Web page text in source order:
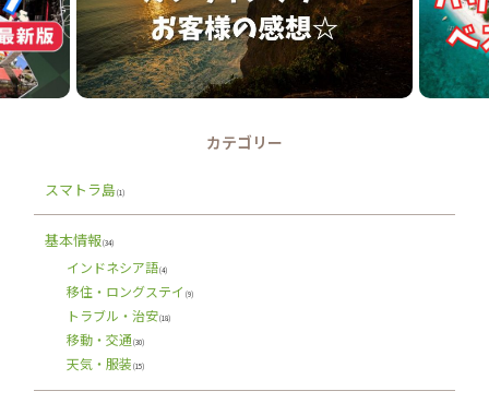
カテゴリー
スマトラ島(1)
基本情報(34)
インドネシア語(4)
移住・ロングステイ (9)
トラブル・治安(18)
移動・交通 (30)
天気・服装 (15)